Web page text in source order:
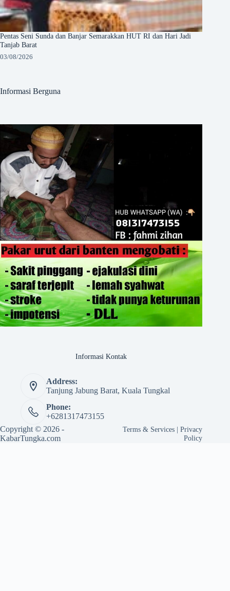
Pentas Seni Sunda dan Banjar Semarakkan HUT RI dan Hari Jadi
Tanjab Barat
03/08/2026
Informasi Berguna
Informasi Kontak
Address:
Tanjung Jabung Barat, Kuala Tungkal
Phone:
+6281317473155
Copyright © 2026 -
KabarTungka.com
Terms & Services |Privacy
Policy